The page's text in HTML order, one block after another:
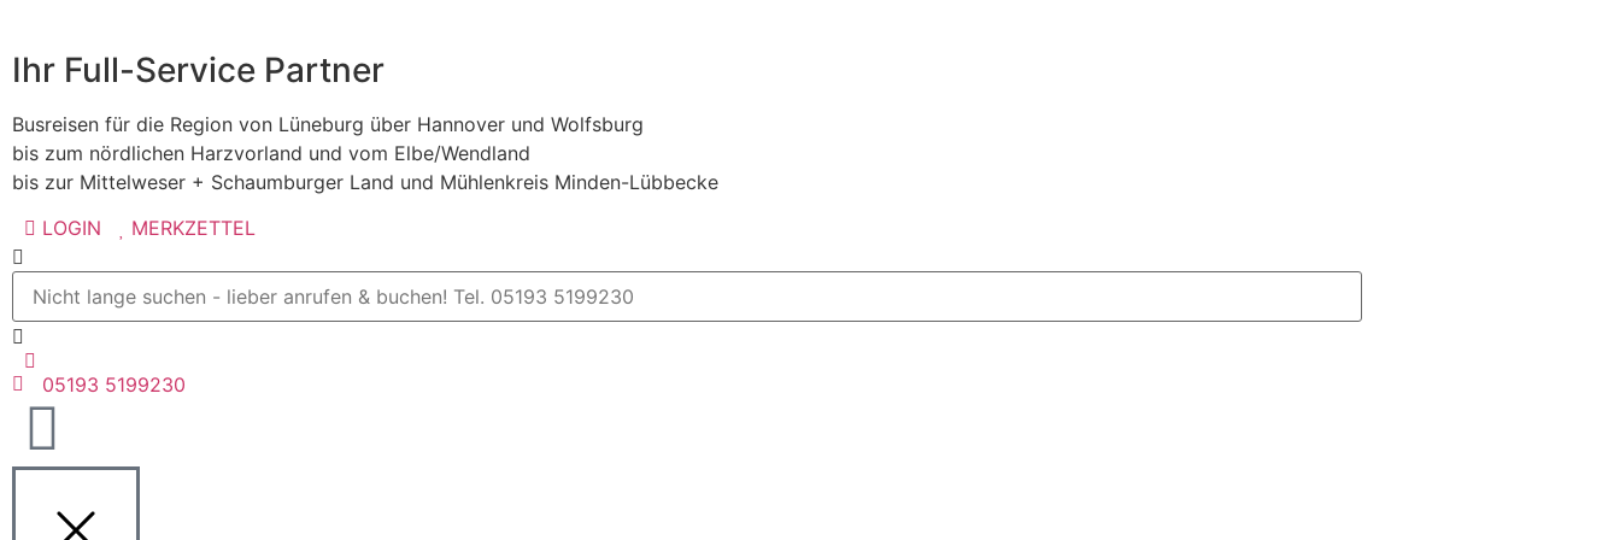
Ihr Full-Service Partner
Busreisen für die Region von Lüneburg über Hannover und Wolfsburg
bis zum nördlichen Harzvorland und vom Elbe/Wendland
bis zur Mittelweser + Schaumburger Land und Mühlenkreis Minden-Lübbecke
LOGIN
MERKZETTEL
05193 5199230